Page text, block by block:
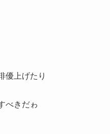
優上げたり
べきだゎ